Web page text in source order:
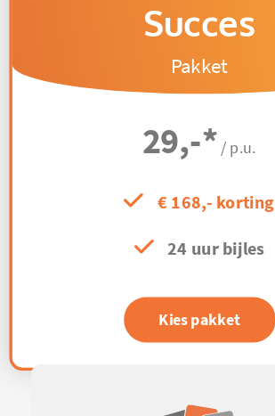
Succes
Pakket
29,-* / p.u.
€ 168,- korting
24 uur bijles
Kies pakket